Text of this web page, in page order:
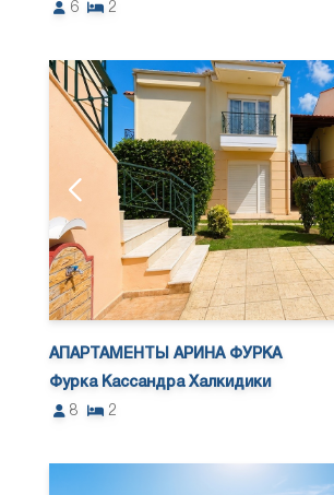
6
2
АПАРТАМЕНТЫ АРИНА ФУРКА
Фурка Кассандра Халкидики
8
2